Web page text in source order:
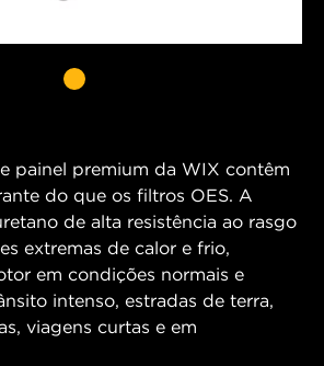
painel premium da WIX contêm
do que os filtros OES. A
de alta resistência ao rasgo
extremas de calor e frio,
em condições normais e
intenso, estradas de terra,
viagens curtas e em